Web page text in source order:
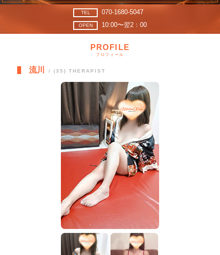
TEL 070-1680-5047
OPEN 10:00〜翌2：00
プロフィール
流川 / (35) THERAPIST